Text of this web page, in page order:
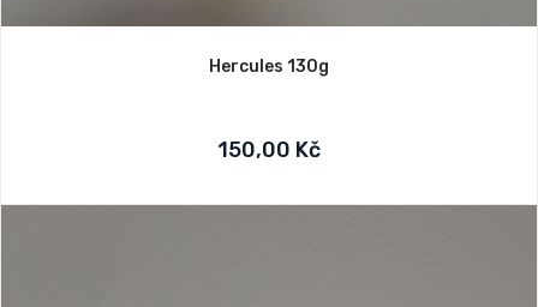
Hercules 130g
150,00 Kč